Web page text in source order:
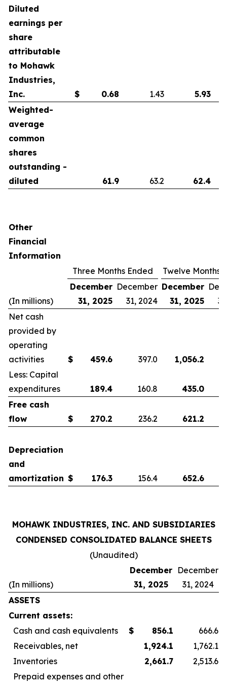
Diluted
earnings per
share
attributable
to Mohawk
Industries,
Inc.
$ 0.68 1.43
5.93
Weighted-
average
common
shares
outstanding -
diluted
61.9 63.2 62.4
Other
Financial
Information
Three Months Ended
Twelve Months
(In millions)
December
31, 2025
December
31, 2024
December
31, 2025
Net cash
provided by
operating
activities
$ 459.6 397.0 1,056.2
Less: Capital
expenditures
189.4 160.8
435.0
Free cash
flow
$ 270.2 236.2 621.2
Depreciation
and
amortization $ 176.3 156.4 652.6
MOHAWK INDUSTRIES, INC. AND SUBSIDIARIES
CONDENSED CONSOLIDATED BALANCE SHEETS
(Unaudited)
(In millions)
December
31, 2025
December
31, 2024
ASSETS
Current assets:
Cash and cash equivalents
$ 856.1
666.6
Receivables, net
1,924.1
1,762.1
Inventories
2,661.7
2,513.6
Prepaid expenses and other